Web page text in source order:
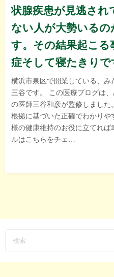
状腺疾患が見逃され
ない人が大勢いる
す。その結果起こる
症そして寝たきりで
横浜市泉区で開業している、
三谷です。 この医療ブログは
の医師三谷和彦が監修しまし
根拠に基づいた正確でわかり
様の健康維持のお役に立てれ
ルはこちらをチェ…